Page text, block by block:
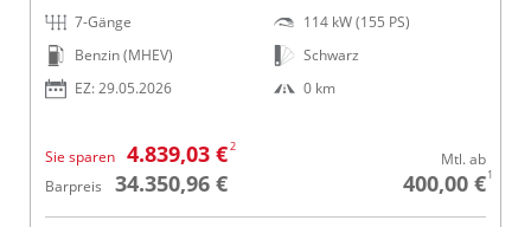
7-Gänge
Benzin (MHEV)
EZ: 29.05.2026
114 kW (155 PS)
Schwarz
0 km
Sie sparen 4.839,03 €2
Barpreis 34.350,96 €
Mtl. ab
400,00 €1